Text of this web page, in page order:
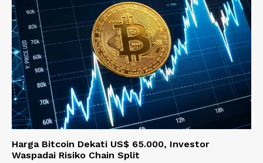
Harga Bitcoin Dekati US$ 65.000, Investor
Waspadai Risiko Chain Split